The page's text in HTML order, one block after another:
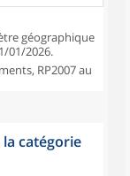
géographique
01/2026.
RP2007 au
la catégorie